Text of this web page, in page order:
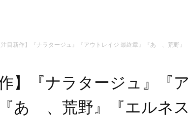
注目新作】『ナラタージュ』『アウトレイジ 最終章』『あゝ、荒野
作】『ナラタージュ』『
あゝ、荒野』『エルネ